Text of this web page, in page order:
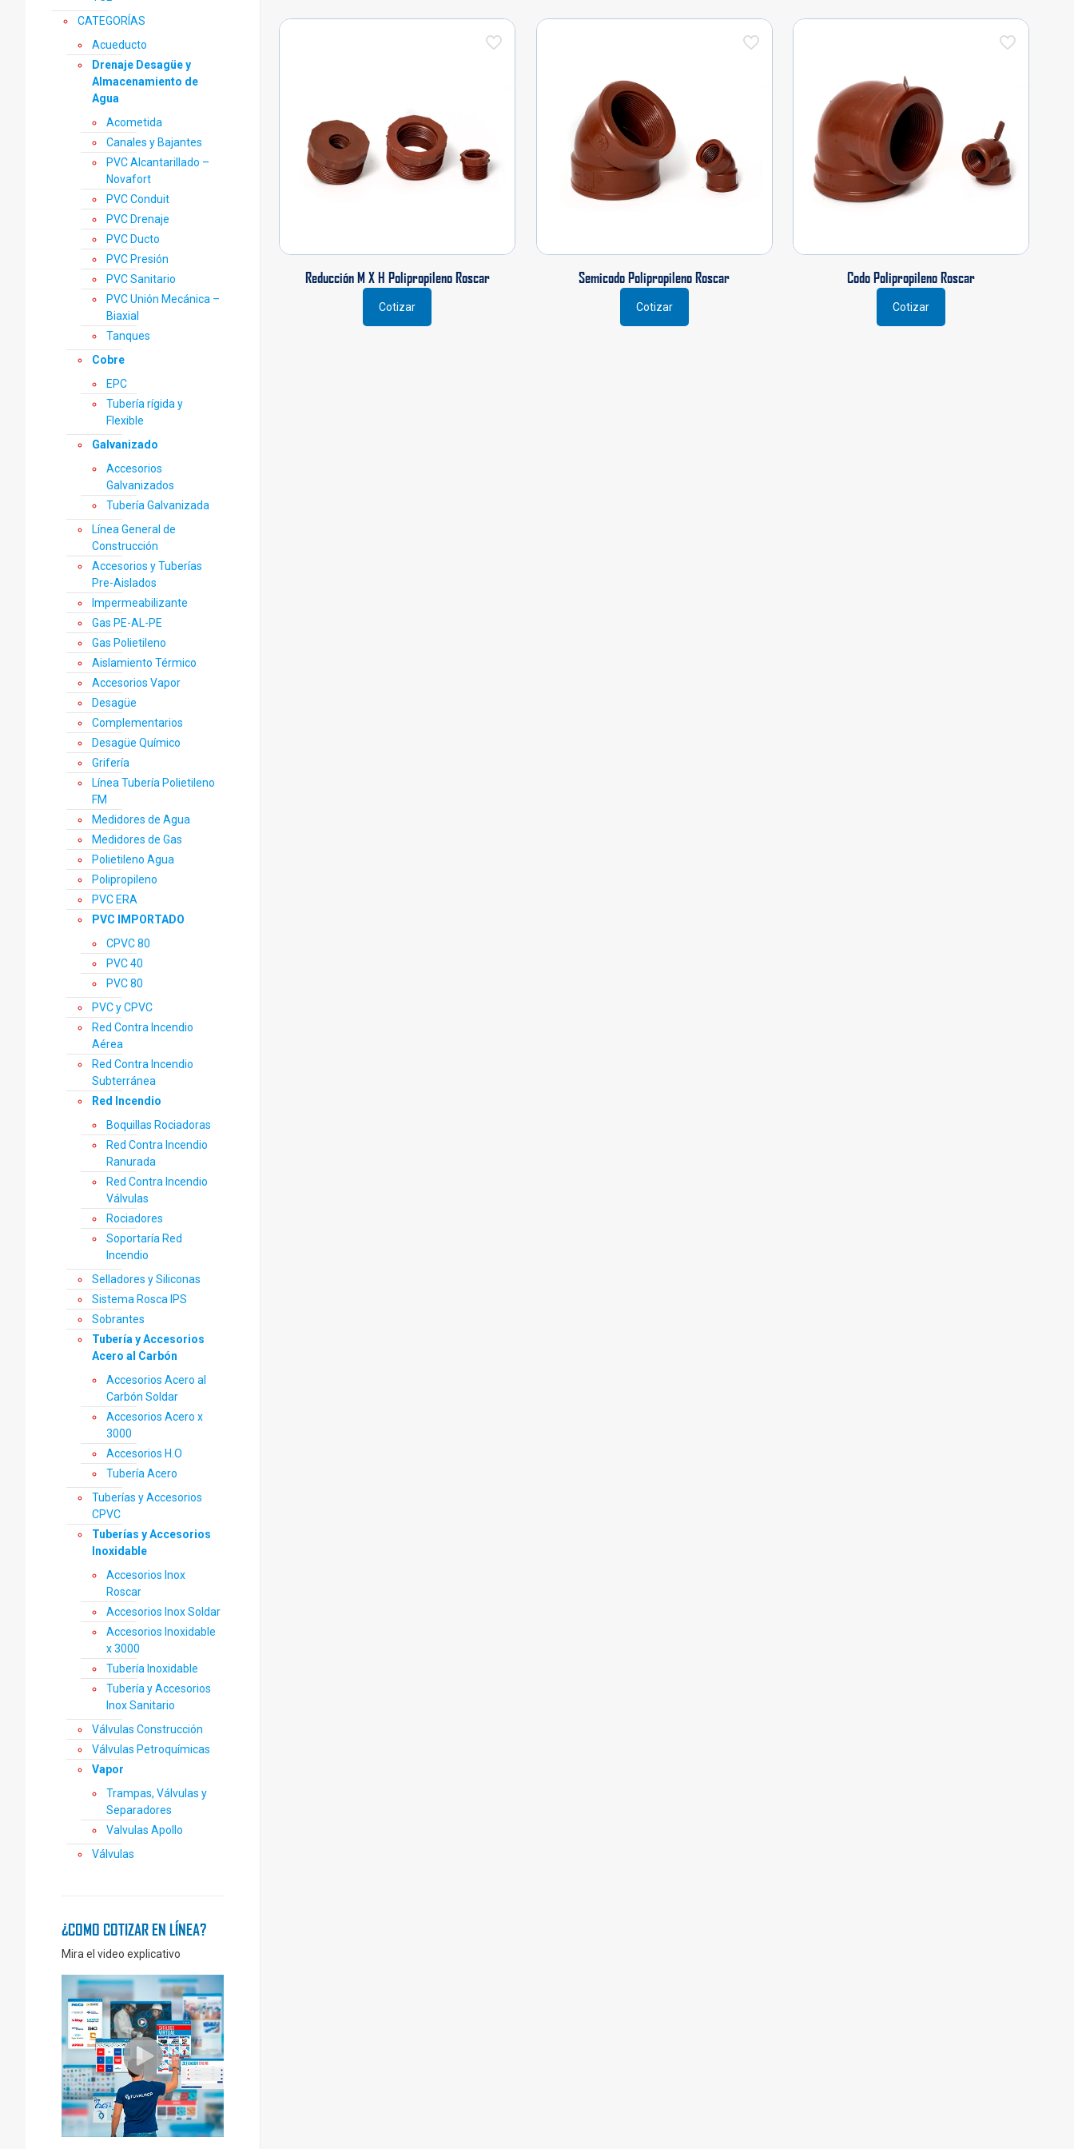
Reducción M X H Polipropileno Roscar
Cotizar
Este
producto
Semicodo Polipropileno Roscar
Cotizar
Este
producto
Codo Polipropileno Roscar
Cotizar
Este
producto
CATEGORÍAS
Acueducto
Drenaje Desagüe y
Almacenamiento de
Agua
Acometida
Canales y Bajantes
PVC Alcantarillado –
Novafort
PVC Conduit
PVC Drenaje
PVC Ducto
PVC Presión
PVC Sanitario
PVC Unión Mecánica –
Biaxial
Tanques
Cobre
EPC
Tubería rígida y
Flexible
Galvanizado
Accesorios
Galvanizados
Tubería Galvanizada
Línea General de
Construcción
Accesorios y Tuberías
Pre-Aislados
Impermeabilizante
Gas PE-AL-PE
Gas Polietileno
Aislamiento Térmico
Accesorios Vapor
Desagüe
Complementarios
Desagüe Químico
Grifería
Línea Tubería Polietileno
FM
Medidores de Agua
Medidores de Gas
Polietileno Agua
Polipropileno
PVC ERA
PVC IMPORTADO
CPVC 80
PVC 40
PVC 80
PVC y CPVC
Red Contra Incendio
Aérea
Red Contra Incendio
Subterránea
Red Incendio
Boquillas Rociadoras
Red Contra Incendio
Ranurada
Red Contra Incendio
Válvulas
Rociadores
Soportaría Red
Incendio
Selladores y Siliconas
Sistema Rosca IPS
Sobrantes
Tubería y Accesorios
Acero al Carbón
Accesorios Acero al
Carbón Soldar
Accesorios Acero x
3000
Accesorios H.O
Tubería Acero
Tuberías y Accesorios
CPVC
Tuberías y Accesorios
Inoxidable
Accesorios Inox
Roscar
Accesorios Inox Soldar
Accesorios Inoxidable
x 3000
Tubería Inoxidable
Tubería y Accesorios
Inox Sanitario
Válvulas Construcción
Válvulas Petroquímicas
Vapor
Trampas, Válvulas y
Separadores
Valvulas Apollo
Válvulas
¿COMO COTIZAR EN LÍNEA?
Mira el video explicativo